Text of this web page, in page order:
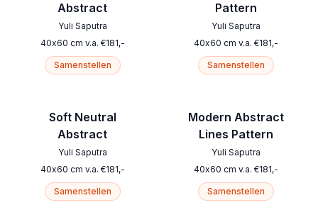
Abstract
Yuli Saputra
40x60 cm v.a. €181,-
Samenstellen
Soft Neutral
Abstract
Yuli Saputra
40x60 cm v.a. €181,-
Samenstellen
Pattern
Yuli Saputra
40x60 cm v.a. €181,-
Samenstellen
Modern Abstract
Lines Pattern
Yuli Saputra
40x60 cm v.a. €181,-
Samenstellen